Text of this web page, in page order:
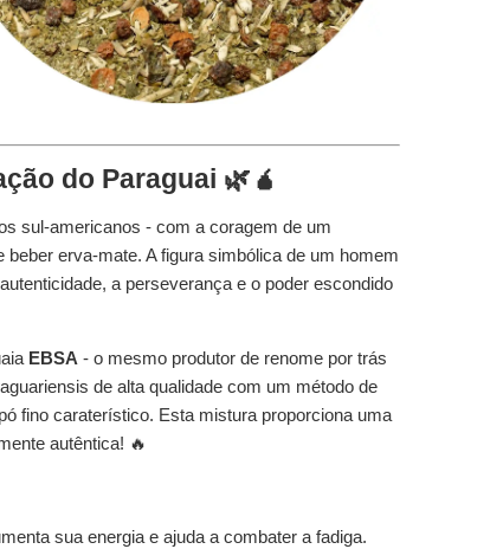
do Paraguai 🌿🧉
sul-americanos - com a coragem de um
erva-mate. A figura simbólica de um homem
a perseverança e o poder escondido
EBSA - o mesmo produtor de renome por trás
de alta qualidade com um método de
fino caraterístico. Esta mistura proporciona uma
autêntica! 🔥
sua energia e ajuda a combater a fadiga.